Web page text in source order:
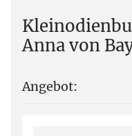
Anna von
Angebot: